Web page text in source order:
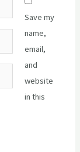
Save my
name,
email,
and
website
in this